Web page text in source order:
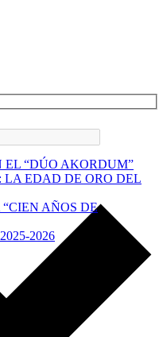
EL “DÚO AKORDUM”
EDAD DE ORO DEL
AÑOS DE
2026